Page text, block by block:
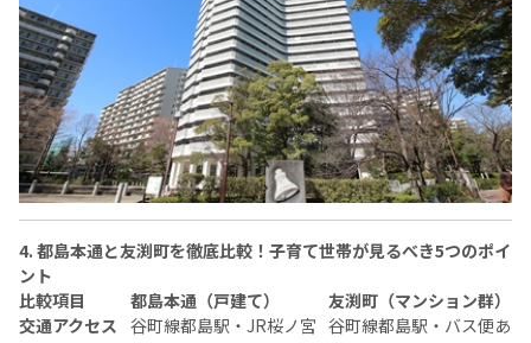
4. 都島本通と友渕町を徹底比較！子育て世帯が見るべき5つのポイ
ント
比較項目
都島本通（戸建て）
友渕町（マンション群）
交通アクセス
谷町線都島駅・JR桜ノ宮 谷町線都島駅・バス便あ